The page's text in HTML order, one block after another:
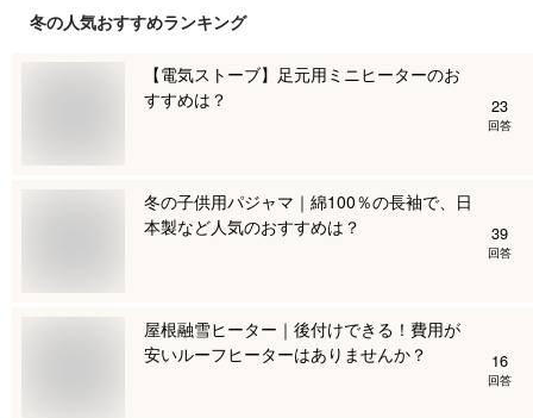
冬の人気おすすめランキング
【電気ストーブ】足元用ミニヒーターのお
すすめは？
23
回答
冬の子供用パジャマ｜綿100％の長袖で、日
本製など人気のおすすめは？
39
回答
屋根融雪ヒーター｜後付けできる！費用が
安いルーフヒーターはありませんか？
16
回答